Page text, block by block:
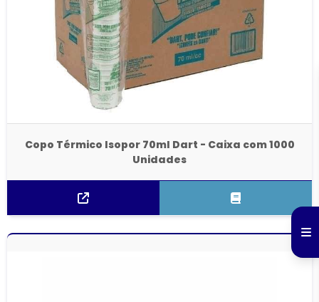
Copo Térmico Isopor 70ml Dart - Caixa com 1000
Unidades